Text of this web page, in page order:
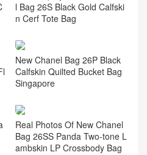
GCF Burgundy Silver Buckle
Briefcase USA 2026 New Mo
del Full Price List
Price Inquiry For New Chane
l Bag 26S Black Gold Calfski
n Cerf Tote Bag